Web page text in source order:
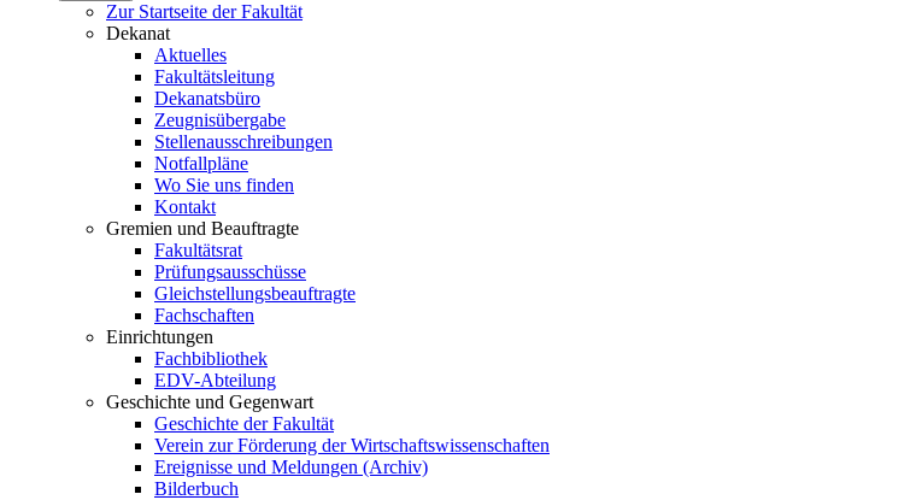
Zur Startseite der Fakultät
Dekanat
Aktuelles
Fakultätsleitung
Dekanatsbüro
Zeugnisübergabe
Stellenausschreibungen
Notfallpläne
Wo Sie uns finden
Kontakt
Gremien und Beauftragte
Fakultätsrat
Prüfungsausschüsse
Gleichstellungsbeauftragte
Fachschaften
Einrichtungen
Fachbibliothek
EDV-Abteilung
Geschichte und Gegenwart
Geschichte der Fakultät
Verein zur Förderung der Wirtschaftswissenschaften
Ereignisse und Meldungen (Archiv)
Bilderbuch